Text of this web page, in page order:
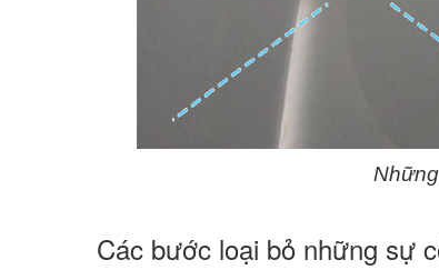
Các bước loại bỏ những sự